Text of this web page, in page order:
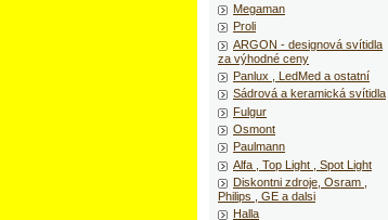
Megaman
Proli
ARGON - designová svítidla
za výhodné ceny
Panlux , LedMed a ostatní
Sádrová a keramická svítidla
Fulgur
Osmont
Paulmann
Alfa , Top Light , Spot Light
Diskontni zdroje, Osram ,
Philips , GE a dalsi
Halla